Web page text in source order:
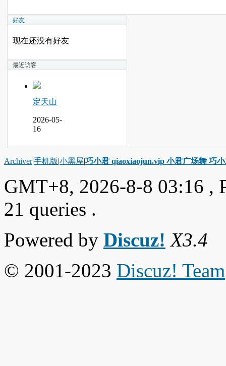
好友
现在还没有好友
最近访客
定天山
2026-05-
16
Archiver|手机版|小黑屋|巧小君 qiaoxiaojun.vip 小君广场舞 巧
GMT+8, 2026-8-8 03:16 ,
21 queries .
Powered by Discuz! X3.4
© 2001-2023 Discuz! Team